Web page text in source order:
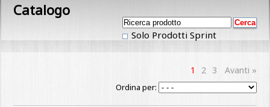
Catalogo
Solo Prodotti Sprint
1 2 3 Avanti »
Ordina per: